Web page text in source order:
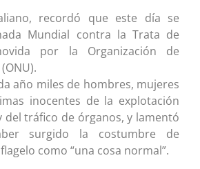
recordó que este día se
Mundial contra la Trata de
por la Organización de
año miles de hombres, mujeres
inocentes de la explotación
del tráfico de órganos, y lamentó
surgido la costumbre de
como “una cosa normal”.